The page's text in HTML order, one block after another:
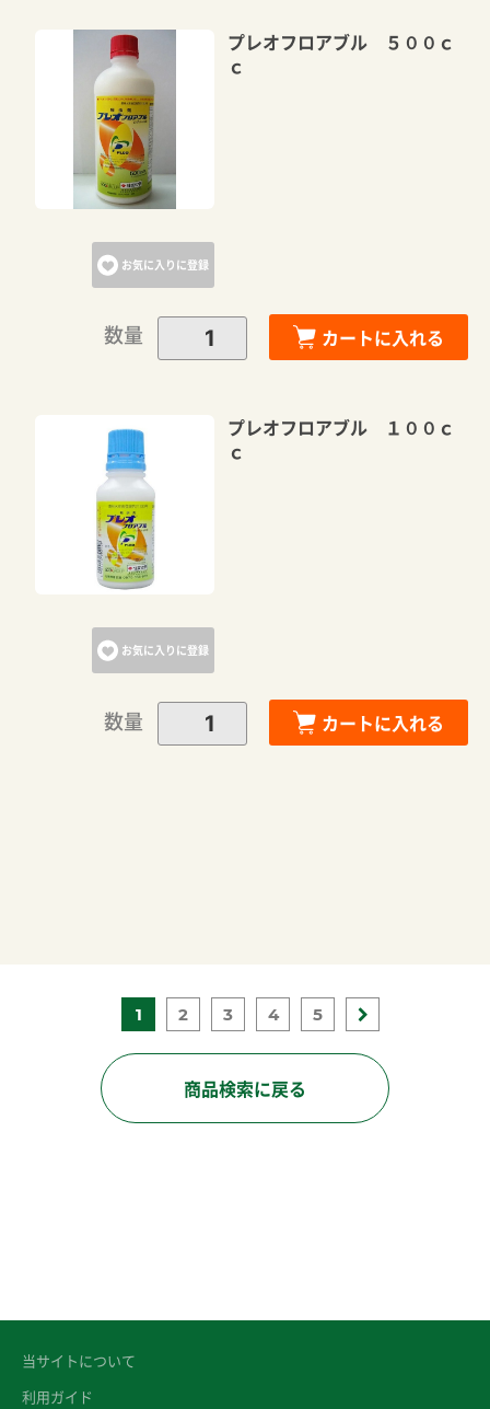
お気に入りに登録
プレオフロアブル ５００ｃ
ｃ
数量 カートに入れる
お気に入りに登録
プレオフロアブル １００ｃ
ｃ
数量 カートに入れる
1 2 3 4 5
商品検索に戻る
当サイトについて
利用ガイド